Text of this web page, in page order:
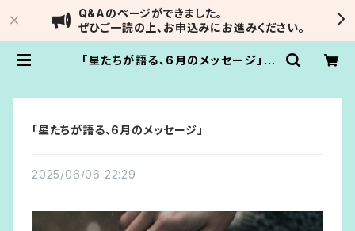
Q&Aのページができました。
ぜひご一読の上、お申込みにお進みください。
「星たちが語る、6月のメッセージ」 |
「星たちが語る、6月のメッセージ」
2025/06/06 22:29